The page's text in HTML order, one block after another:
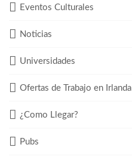
Eventos Culturales
Noticias
Universidades
Ofertas de Trabajo en Irlanda
¿Como Llegar?
Pubs